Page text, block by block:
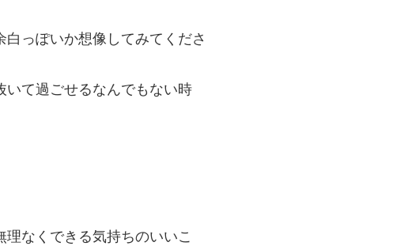
っぽいか想像してみてくださ
て過ごせるなんでもない時
なくできる気持ちのいいこ